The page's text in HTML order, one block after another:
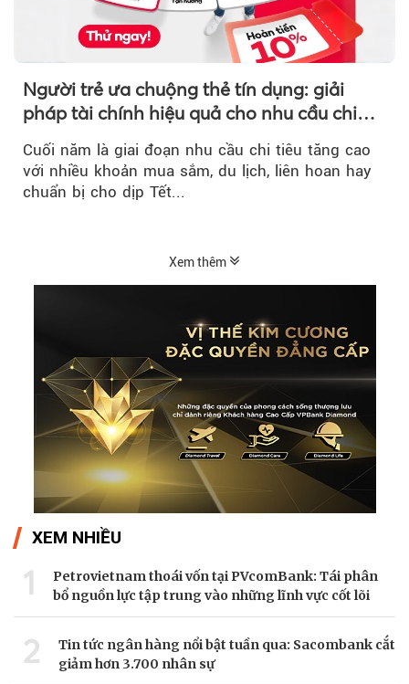
Người trẻ ưa chuộng thẻ tín dụng: giải
pháp tài chính hiệu quả cho nhu cầu chi
tiêu cuối năm
Cuối năm là giai đoạn nhu cầu chi tiêu tăng cao
với nhiều khoản mua sắm, du lịch, liên hoan hay
chuẩn bị cho dịp Tết...
Xem thêm
XEM NHIỀU
1
Petrovietnam thoái vốn tại PVcomBank: Tái phân
bổ nguồn lực tập trung vào những lĩnh vực cốt lõi
2
Tin tức ngân hàng nổi bật tuần qua: Sacombank cắt
giảm hơn 3.700 nhân sự